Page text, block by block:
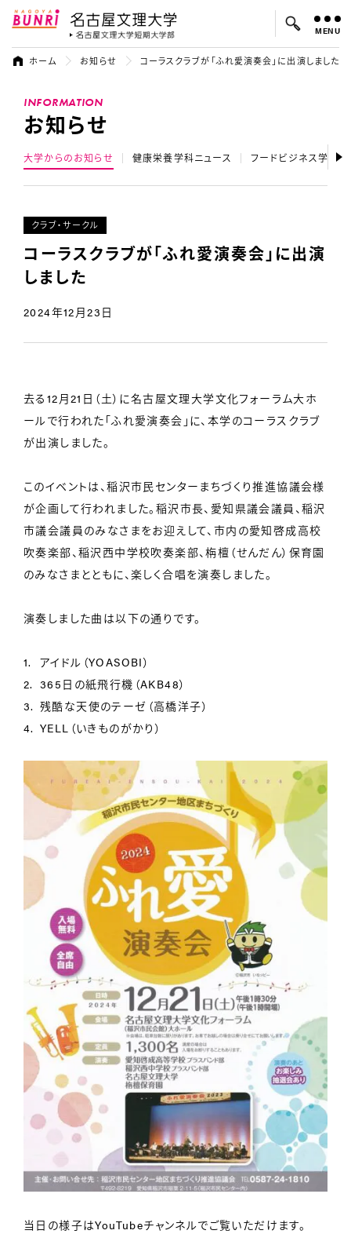
名古屋文理大学 名古屋文理大
よく検索されているキーワード：
MENU
ホーム お知らせ コーラスクラブが「ふれ愛演奏会」に出演しました
INFORMATION
お知らせ
大学からのお知らせ 健康栄養学科ニュース フードビジネス学科ニ
クラブ・サークル
コーラスクラブが「ふれ愛演奏会」に出演
しました
2024年12月23日
去る12月21日（土）に名古屋文理大学文化フォーラム大ホ
ールで行われた「ふれ愛演奏会」に、本学のコーラスクラブ
が出演しました。
このイベントは、稲沢市民センターまちづくり推進協議会様
が企画して行われました。稲沢市長、愛知県議会議員、稲沢
市議会議員のみなさまをお迎えして、市内の愛知啓成高校
吹奏楽部、稲沢西中学校吹奏楽部、栴檀（せんだん）保育園
のみなさまとともに、楽しく合唱を演奏しました。
演奏しました曲は以下の通りです。
アイドル（YOASOBI）
365日の紙飛行機（AKB48）
残酷な天使のテーゼ（高橋洋子）
YELL（いきものがかり）
当日の様子はYouTubeチャンネルでご覧いただけます。